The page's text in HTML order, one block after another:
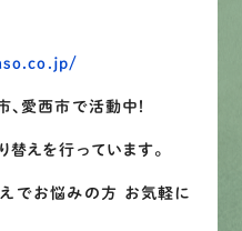
、愛西市で活動中！
替えを行っています。
えでお悩みの方 お気軽に